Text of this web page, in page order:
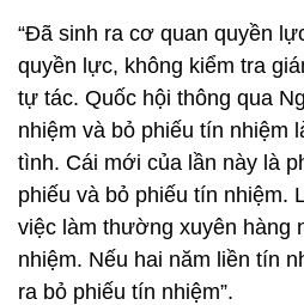
“Đã sinh ra cơ quan quyền
quyền lực, không kiểm tra
tự tác. Quốc hội thông qua
nhiệm và bỏ phiếu tín nhiệm
tình. Cái mới của lần này là
phiếu và bỏ phiếu tín nhiệm.
việc làm thường xuyên hàng
nhiệm. Nếu hai năm liền tín
ra bỏ phiếu tín nhiệm”.